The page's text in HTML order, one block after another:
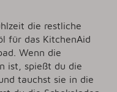
die restliche
für das KitchenAid
Wenn die
ist, spießt du die
tauchst sie in die